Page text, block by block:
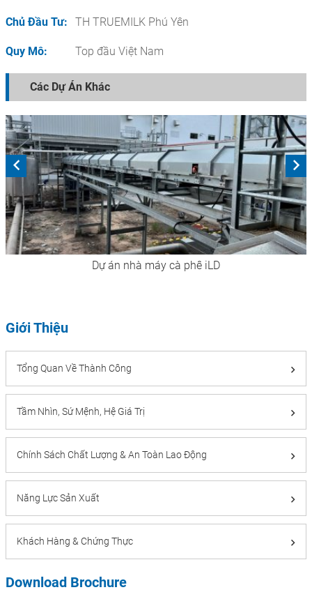
Chủ Đầu Tư: TH TRUEMILK Phú Yên
Quy Mô: Top đầu Việt Nam
Các Dự Án Khác
Dự án nhà máy cà phê iLD
Giới Thiệu
Tổng Quan Về Thành Công
Tầm Nhìn, Sứ Mệnh, Hệ Giá Trị
Chính Sách Chất Lượng & An Toàn Lao Động
Năng Lực Sản Xuất
Khách Hàng & Chứng Thực
Download Brochure